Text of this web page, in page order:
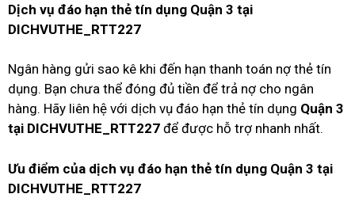
Dịch vụ đáo hạn thẻ tín dụng Quận 3 tại
DICHVUTHE_RTT227
Ngân hàng gửi sao kê khi đến hạn thanh toán nợ thẻ tín
dụng. Bạn chưa thể đóng đủ tiền để trả nợ cho ngân
hàng. Hãy liên hệ với dịch vụ đáo hạn thẻ tín dụng Quận 3
tại DICHVUTHE_RTT227 để được hỗ trợ nhanh nhất.
Ưu điểm của dịch vụ đáo hạn thẻ tín dụng Quận 3 tại
DICHVUTHE_RTT227